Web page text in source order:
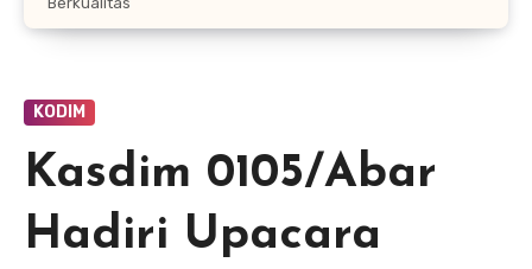
KODIM
Kasdim 0105/Abar
Hadiri Upacara